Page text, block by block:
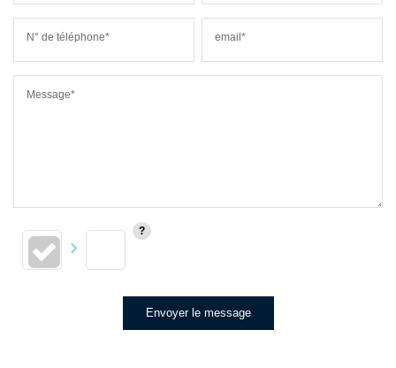
N° de téléphone* email*
Message*
Envoyer le message